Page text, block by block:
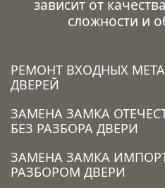
зависит от
сложности и
РЕМОНТ ВХОДНЫХ
ДВЕРЕЙ
ЗАМЕНА ЗАМКА
БЕЗ РАЗБОРА ДВЕРИ
ЗАМЕНА ЗАМКА
РАЗБОРОМ ДВЕРИ